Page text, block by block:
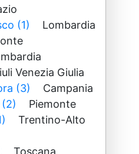
(1)
Lombardia
Venezia Giulia
(3)
Campania
Piemonte
Trentino-Alto
Toscana